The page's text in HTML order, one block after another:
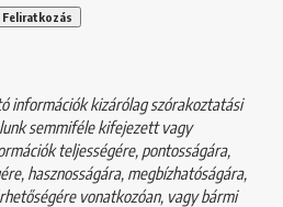
információk kizárólag szórakoztatási
semmiféle kifejezett vagy
teljességére, pontosságára,
hasznosságára, megbízhatóságára,
vonatkozóan, vagy bármi